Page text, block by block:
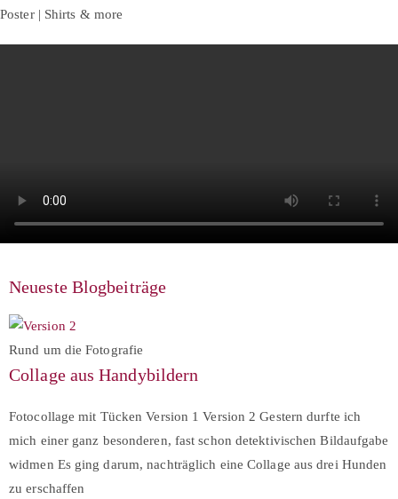
Poster | Shirts & more
Neueste Blogbeiträge
Rund um die Fotografie
Collage aus Handybildern
Fotocollage mit Tücken Version 1 Version 2 Gestern durfte ich
mich einer ganz besonderen, fast schon detektivischen Bildaufgabe
widmen Es ging darum, nachträglich eine Collage aus drei Hunden
zu erschaffen